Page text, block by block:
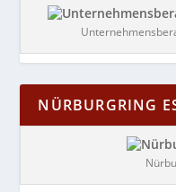
NÜRBURGRING